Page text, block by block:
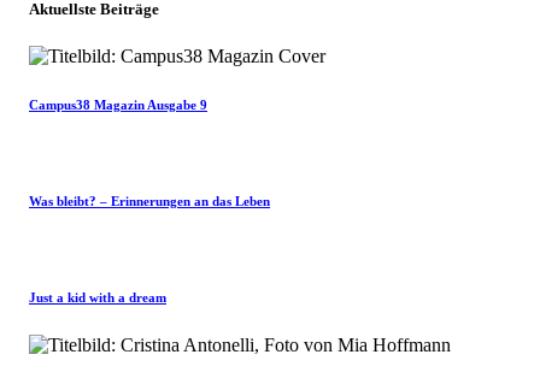
Aktuellste Beiträge
Campus38 Magazin Ausgabe 9
Was bleibt? – Erinnerungen an das Leben
Just a kid with a dream